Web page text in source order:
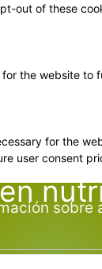
out of these
the website
for the
user consent